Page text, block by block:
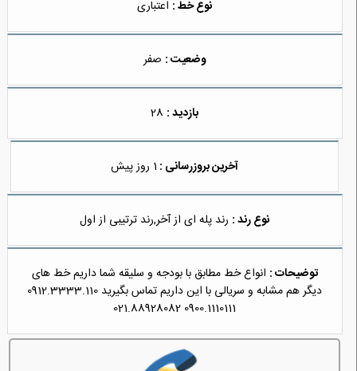
نوع خط : اعتباری
وضعیت : صفر
بازدید :
آخرین بروزرسانی : 1 روز پیش
نوع رند : رند پله ای از آخر,رند ترتیبی از اول
توضیحات : انواع خط مطابق با بودجه و سلیقه شما داریم خط های
دیگر هم مشابه و سریالی با این داریم تماس بگیرید 0912.3333.110
0900.1110111 021.88928082